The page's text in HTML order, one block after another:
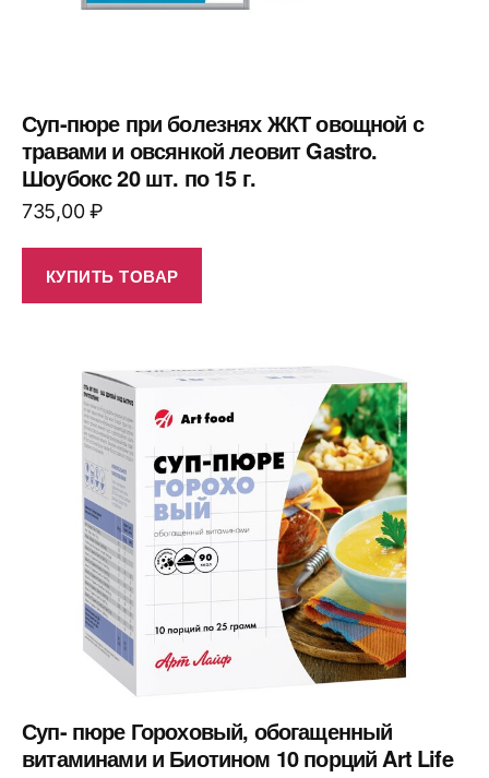
Суп-пюре при болезнях ЖКТ овощной с
травами и овсянкой леовит Gastro.
Шоубокс 20 шт. по 15 г.
735,00₽
КУПИТЬ ТОВАР
Суп- пюре Гороховый, обогащенный
витаминами и Биотином 10 порций Art Life